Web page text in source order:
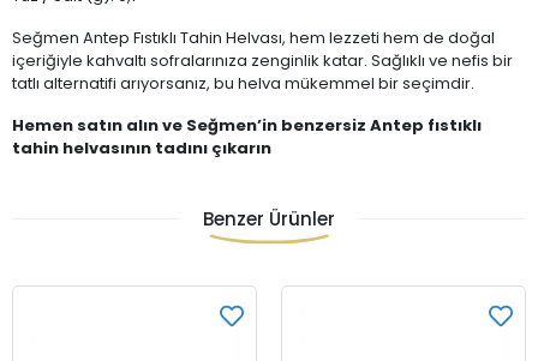
Seğmen Antep Fıstıklı Tahin Helvası, hem lezzeti hem de doğal
içeriğiyle kahvaltı sofralarınıza zenginlik katar. Sağlıklı ve nefis bir
tatlı alternatifi arıyorsanız, bu helva mükemmel bir seçimdir.
Hemen satın alın ve Seğmen’in benzersiz Antep fıstıklı
tahin helvasının tadını çıkarın
Benzer Ürünler